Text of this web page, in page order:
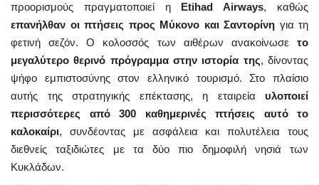
προορισμούς πραγματοποιεί η Etihad Airways, καθώς
επανήλθαν οι πτήσεις προς Μύκονο και Σαντορίνη για τη
φετινή σεζόν. Ο κολοσσός των αιθέρων ανακοίνωσε το
μεγαλύτερο θερινό πρόγραμμα στην ιστορία της, δίνοντας
ψήφο εμπιστοσύνης στον ελληνικό τουρισμό. Στο πλαίσιο
αυτής της στρατηγικής επέκτασης, η εταιρεία υλοποιεί
περισσότερες από 300 καθημερινές πτήσεις αυτό το
καλοκαίρι, συνδέοντας με ασφάλεια και πολυτέλεια τους
διεθνείς ταξιδιώτες με τα δύο πιο δημοφιλή νησιά των
Κυκλάδων.